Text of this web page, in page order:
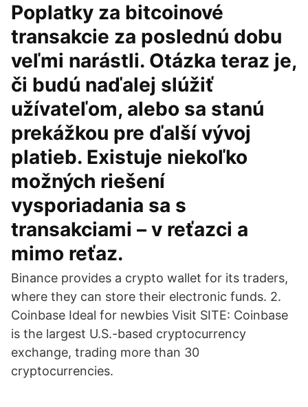
Poplatky za bitcoinové
transakcie za poslednú dobu
veľmi narástli. Otázka teraz je,
či budú naďalej slúžiť
užívateľom, alebo sa stanú
prekážkou pre ďalší vývoj
platieb. Existuje niekoľko
možných riešení
vysporiadania sa s
transakciami – v reťazci a
mimo reťaz.
Binance provides a crypto wallet for its traders,
where they can store their electronic funds. 2.
Coinbase Ideal for newbies Visit SITE: Coinbase
is the largest U.S.-based cryptocurrency
exchange, trading more than 30
cryptocurrencies.